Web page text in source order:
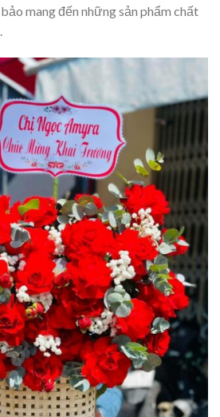
mang đến những sản phẩm chất